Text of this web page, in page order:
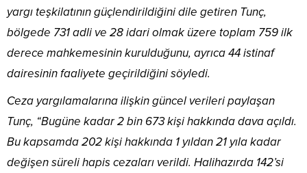
yargı teşkilatının güçlendirildiğini dile getiren Tunç,
bölgede 731 adli ve 28 idari olmak üzere toplam 759 ilk
derece mahkemesinin kurulduğunu, ayrıca 44 istinaf
dairesinin faaliyete geçirildiğini söyledi.
Ceza yargılamalarına ilişkin güncel verileri paylaşan
Tunç, “Bugüne kadar 2 bin 673 kişi hakkında dava açıldı.
Bu kapsamda 202 kişi hakkında 1 yıldan 21 yıla kadar
değişen süreli hapis cezaları verildi. Halihazırda 142’si